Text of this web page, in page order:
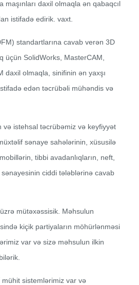
maşınları daxil olmaqla ən qabaqcıl
istifadə edirik. vaxt.
standartlarına cavab verən 3D
üçün SolidWorks, MasterCAM,
daxil olmaqla, sinifinin ən yaxşı
edən təcrübəli mühəndis və
və istehsal təcrübəmiz və keyfiyyət
sənaye sahələrinin, xüsusilə
tibbi avadanlıqların, neft,
ciddi tələblərinə cavab
mütəxəssisik. Məhsulun
kiçik partiyaların möhürlənməsi
var və sizə məhsulun ilkin
sistemlərimiz var və